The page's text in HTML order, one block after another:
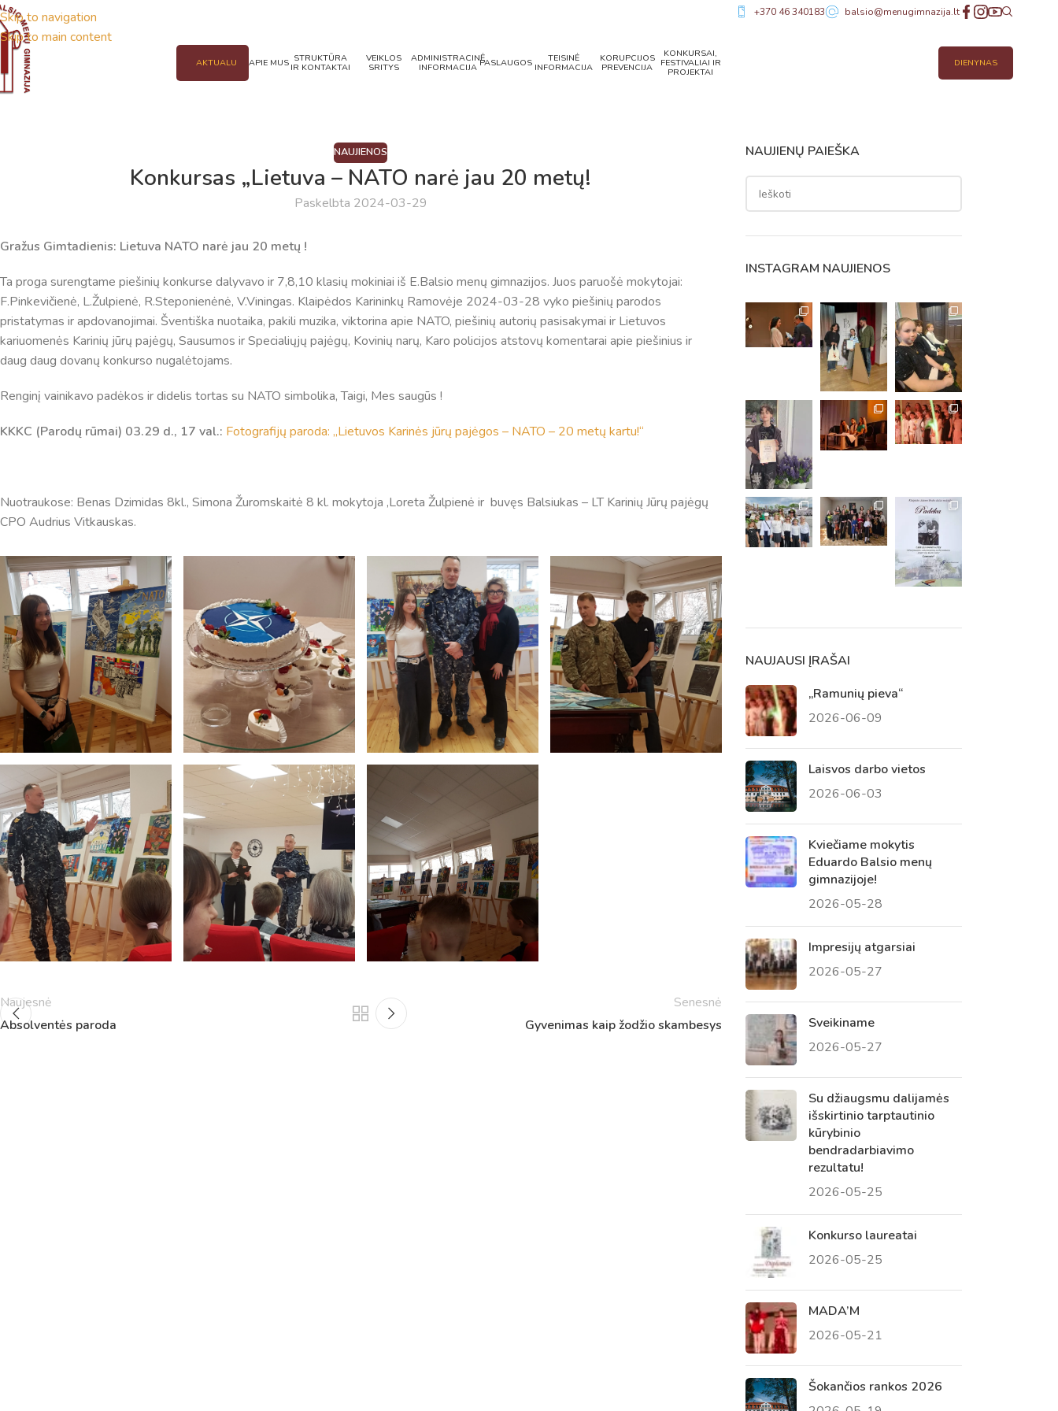
Skip to navigation
Skip to main content
+370 46 340183 balsio@menugimnazija.lt
AKTUALU
Pamoka Pradžia Pabaiga
1
8:00
8:45
2
8:55
9:40
3
9:50
10:35
10:50
11:35
5
11:55
12:40
13:00
13:45
7
14:00
14:45
8
14:55
15:40
15:50
16:35
17:30
11
17:40
18:25
12
18:35 19:20
Tvarkaraščiai
Bendrojo ugdymo pamokų tvarkaraštis 2025-2026 m. m.
Pradinių klasių pamokų tvarkaraštis 2025-2026 m. m.
Atostogos
2025 - 2026 mokslo metų atostogos
Netradicinio ugdymo dienos, atvirų durų dienos, tėvų susirinkimai
2025 - 2026 mokslo metų netradicinio ugdymo dienos, atvirų durų dienos, tėvų
susirinkimai
2025 - 2026 mokslo metų veiklos ir enginių planas
APIE MUS STRUKTŪRA
IR KONTAKTAI
VEIKLOS
SRITYS
ADMINISTRACINĖ
INFORMACIJA PASLAUGOS
TEISINĖ
INFORMACIJA
KORUPCIJOS
PREVENCIJA
KONKURSAI,
FESTIVALIAI IR
PROJEKTAI
DIENYNAS
NAUJIENOS
Konkursas „Lietuva – NATO narė jau 20 metų!
Paskelbta 2024-03-29
Gražus Gimtadienis: Lietuva NATO narė jau 20 metų !
Ta proga surengtame piešinių konkurse dalyvavo ir 7,8,10 klasių mokiniai iš E.Balsio menų gimnazijos. Juos paruošė mokytojai:
F.Pinkevičienė, L.Žulpienė, R.Steponienėnė, V.Viningas. Klaipėdos Karininkų Ramovėje 2024-03-28 vyko piešinių parodos
pristatymas ir apdovanojimai. Šventiška nuotaika, pakili muzika, viktorina apie NATO, piešinių autorių pasisakymai ir Lietuvos
kariuomenės Karinių jūrų pajėgų, Sausumos ir Specialiųjų pajėgų, Kovinių narų, Karo policijos atstovų komentarai apie piešinius ir
daug daug dovanų konkurso nugalėtojams.
Renginį vainikavo padėkos ir didelis tortas su NATO simbolika, Taigi, Mes saugūs !
KKKC (Parodų rūmai) 03.29 d., 17 val.: Fotografijų paroda: „Lietuvos Karinės jūrų pajėgos – NATO – 20 metų kartu!“
Nuotraukose: Benas Dzimidas 8kl., Simona Žuromskaitė 8 kl. mokytoja ,Loreta Žulpienė ir buvęs Balsiukas – LT Karinių Jūrų pajėgų
CPO Audrius Vitkauskas.
Naujesnė
Absolventės paroda
Senesnė
Gyvenimas kaip žodžio skambesys
NAUJIENŲ PAIEŠKA
INSTAGRAM NAUJIENOS
NAUJAUSI ĮRAŠAI
„Ramunių pieva“
2026-06-09
Laisvos darbo vietos
2026-06-03
Kviečiame mokytis
Eduardo Balsio menų
gimnazijoje!
2026-05-28
Impresijų atgarsiai
2026-05-27
Sveikiname
2026-05-27
Su džiaugsmu dalijamės
išskirtinio tarptautinio
kūrybinio
bendradarbiavimo
rezultatu!
2026-05-25
Konkurso laureatai
2026-05-25
MADA’M
2026-05-21
Šokančios rankos 2026
Virtualus asistentas
Sveiki! Taip, aš esu virtualus. Tačiau
dirbtinis intelektas suteikia man galimybę
ne tik analizuoti Jūsų klausimą, bet dar
tobulai atsimenu visą šioje svetainėje